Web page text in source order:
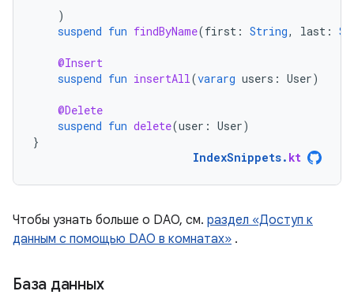
)
suspend fun findByName(first : String, last :
@Insert
suspend fun insertAll (vararg users : User)
@Delete
suspend fun delete(user : User)
}
IndexSnippets. kt
Чтобы узнать больше о DAO, см. раздел «Доступ к
данным с помощью DAO в комнатах» .
База данных